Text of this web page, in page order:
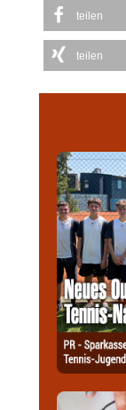
teilen
teilen